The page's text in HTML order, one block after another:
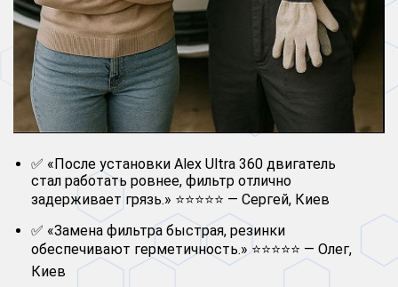
✅ «После установки Alex Ultra 360 двигатель
стал работать ровнее, фильтр отлично
задерживает грязь.» ⭐⭐⭐⭐⭐ — Сергей, Киев
✅ «Замена фильтра быстрая, резинки
обеспечивают герметичность.» ⭐⭐⭐⭐⭐ — Олег,
Киев